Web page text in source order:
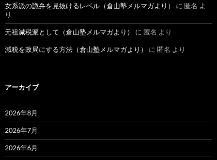
女系派の詭弁を見抜けるレベル（倉山塾メルマガより） に 匿名 よ
り
元祖減税派として（倉山塾メルマガより） に 匿名 より
減税を政局にする方法（倉山塾メルマガより） に 匿名 より
アーカイブ
2026年8月
2026年7月
2026年6月